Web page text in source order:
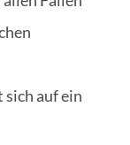
auf ein